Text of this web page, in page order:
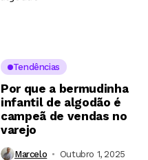
Tendências
Por que a bermudinha
infantil de algodão é
campeã de vendas no
varejo
Marcelo Outubro 1, 2025